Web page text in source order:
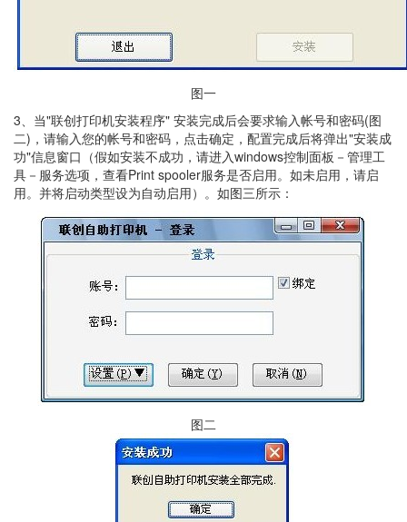
图一
3、当"联创打印机安装程序" 安装完成后会要求输入帐号和密码(图
二)，请输入您的帐号和密码，点击确定，配置完成后将弹出"安装成
功"信息窗口（假如安装不成功，请进入windows控制面板－管理工
具－服务选项，查看Print spooler服务是否启用。如未启用，请启
用。并将启动类型设为自动启用）。如图三所示：
图二